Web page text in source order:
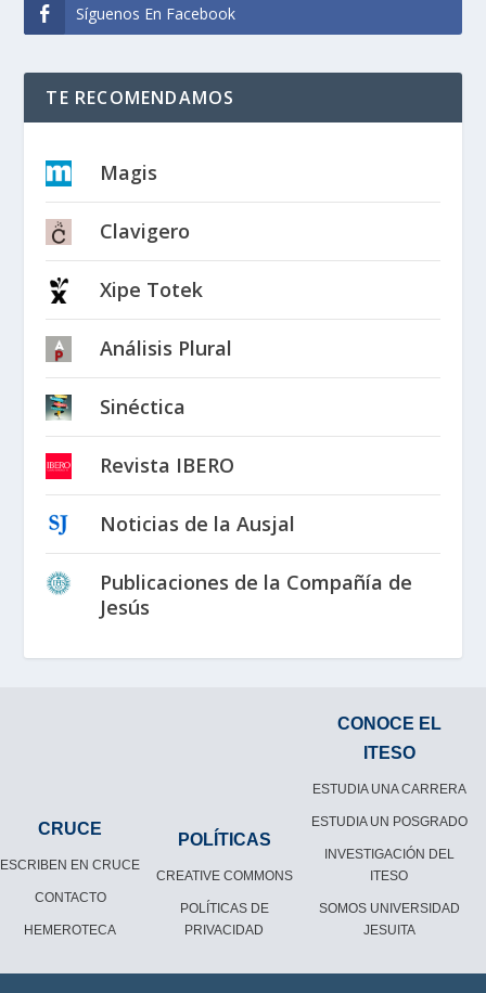
Síguenos En Facebook
TE RECOMENDAMOS
Magis
Clavigero
Xipe Totek
Análisis Plural
Sinéctica
Revista IBERO
Noticias de la Ausjal
Publicaciones de la Compañía de
Jesús
CRUCE
ESCRIBEN EN CRUCE
CONTACTO
HEMEROTECA
POLÍTICAS
CREATIVE COMMONS
POLÍTICAS DE
PRIVACIDAD
CONOCE EL
ITESO
ESTUDIA UNA CARRERA
ESTUDIA UN POSGRADO
INVESTIGACIÓN DEL
ITESO
SOMOS UNIVERSIDAD
JESUITA